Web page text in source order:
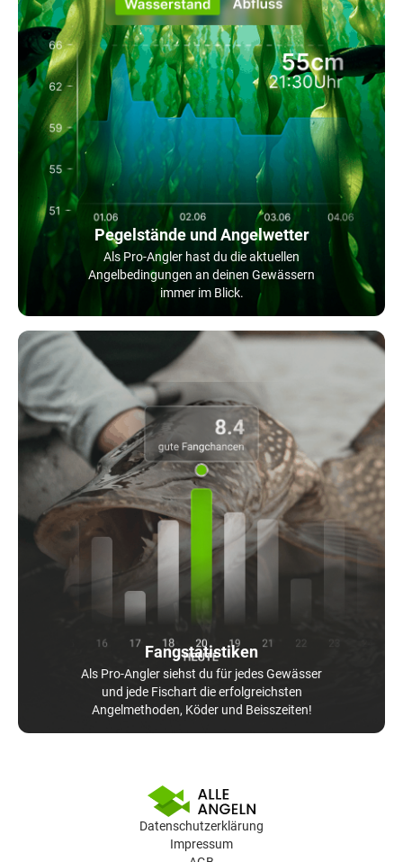
Pegelstände und Angelwetter
Als Pro-Angler hast du die aktuellen
Angelbedingungen an deinen Gewässern
immer im Blick.
Fangstatistiken
Als Pro-Angler siehst du für jedes Gewässer
und jede Fischart die erfolgreichsten
Angelmethoden, Köder und Beisszeiten!
Datenschutzerklärung
Impressum